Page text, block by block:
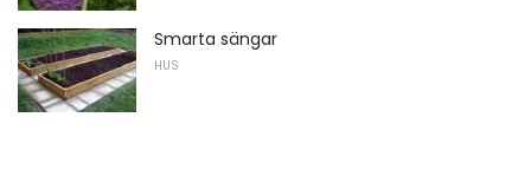
Smarta sängar
HUS